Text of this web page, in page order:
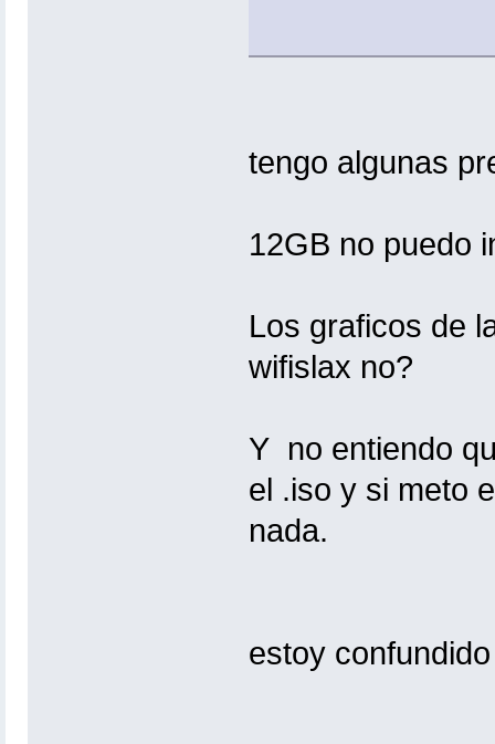
tengo algunas
12GB no puedo
Los graficos de
wifislax no?
Y no entiendo
el .iso y si meto
nada.
estoy confundido